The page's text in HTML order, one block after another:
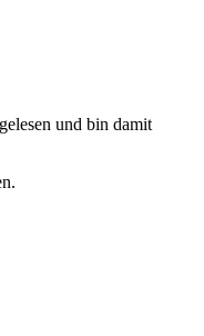
gelesen und bin damit